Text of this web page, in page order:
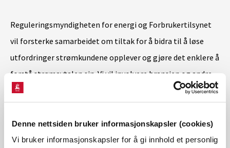
Denne nettsiden bruker informasjonskapsler (cookies)
Vi bruker informasjonskapsler for å gi innhold et personlig
Reguleringsmyndigheten for energi og Forbrukertilsynet
vil forsterke samarbeidet om tiltak for å bidra til å løse
utfordringer strømkundene opplever og gjøre det enklere å
forstå strømavtalen sin. Vi vil involvere bransjen og andre
interessenter i arbeidet.
Rapporten fra Oslo Economics vil bli brukt som et underlag
i det videre arbeidet for et velfungerende